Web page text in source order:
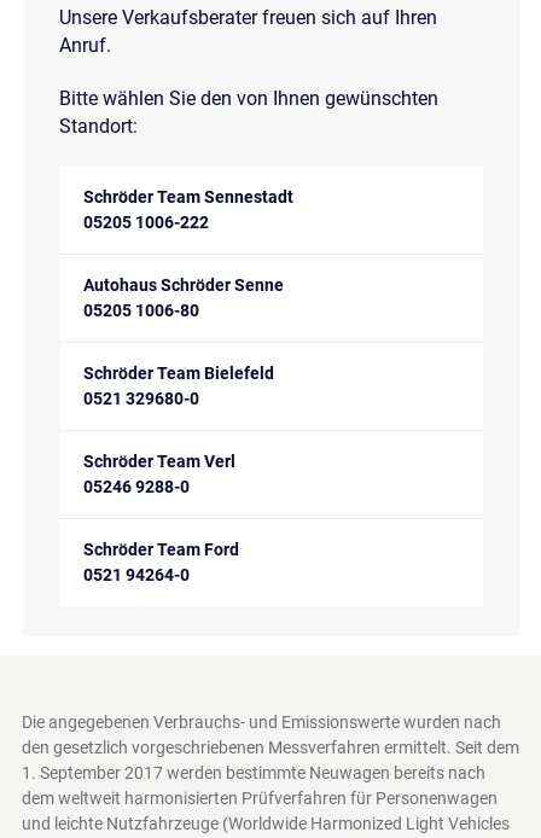
Unsere Verkaufsberater freuen sich auf Ihren
Anruf.
Bitte wählen Sie den von Ihnen gewünschten
Standort:
Schröder Team Sennestadt
05205 1006-222
Autohaus Schröder Senne
05205 1006-80
Schröder Team Bielefeld
0521 329680-0
Schröder Team Verl
05246 9288-0
Schröder Team Ford
0521 94264-0
Die angegebenen Verbrauchs- und Emissionswerte wurden nach
den gesetzlich vorgeschriebenen Messverfahren ermittelt. Seit dem
1. September 2017 werden bestimmte Neuwagen bereits nach
dem weltweit harmonisierten Prüfverfahren für Personenwagen
und leichte Nutzfahrzeuge (Worldwide Harmonized Light Vehicles